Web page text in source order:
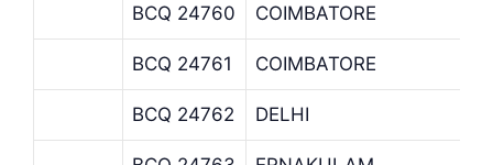
BCQ 24760 COIMBATORE
BCQ 24761 COIMBATORE
BCQ 24762 DELHI